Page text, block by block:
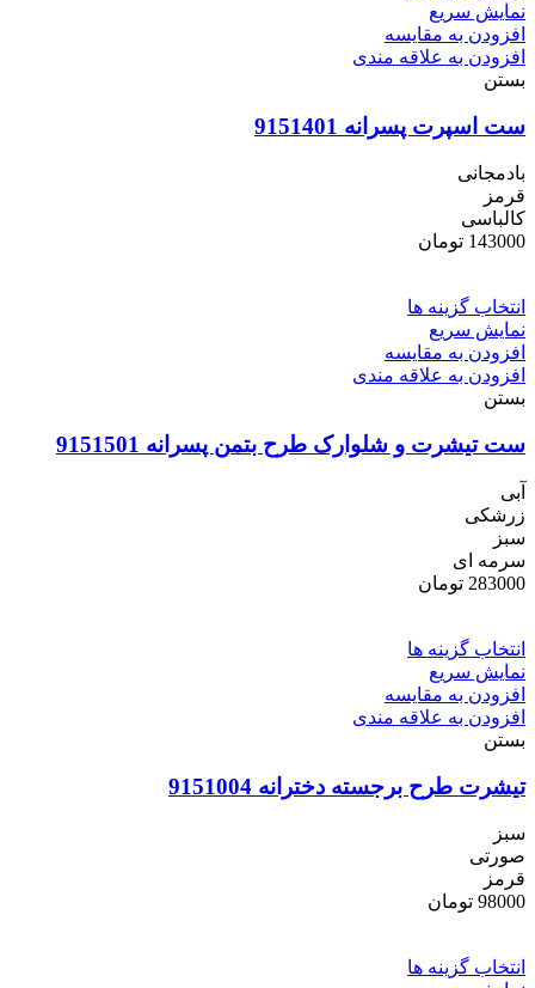
نمایش سریع
افزودن به مقایسه
افزودن به علاقه مندی
بستن
ست اسپرت پسرانه 9151401
بادمجانی
قرمز
کالباسی
143000 تومان
انتخاب گزینه ها
نمایش سریع
افزودن به مقایسه
افزودن به علاقه مندی
بستن
ست تیشرت و شلوارک طرح بتمن پسرانه 9151501
آبی
زرشکی
سبز
سرمه ای
283000 تومان
انتخاب گزینه ها
نمایش سریع
افزودن به مقایسه
افزودن به علاقه مندی
بستن
تيشرت طرح برجسته دخترانه 9151004
سبز
صورتی
قرمز
98000 تومان
انتخاب گزینه ها